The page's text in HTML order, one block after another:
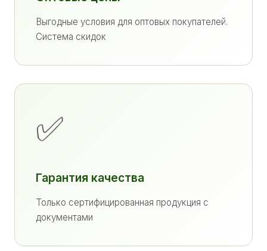
Выгодные условия для оптовых покупателей.
Система скидок
✅
Гарантия качества
Только сертифицированная продукция с
документами